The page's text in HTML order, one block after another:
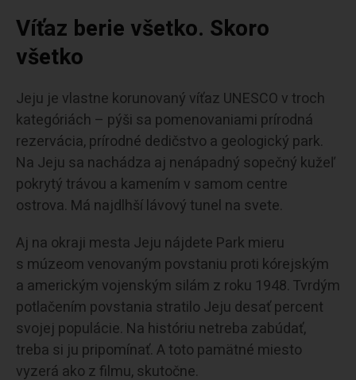
Víťaz berie všetko. Skoro
všetko
Jeju je vlastne korunovaný víťaz UNESCO v troch
kategóriách – pýši sa pomenovaniami prírodná
rezervácia, prírodné dedičstvo a geologický park.
Na Jeju sa nachádza aj nenápadný sopečný kužeľ
pokrytý trávou a kamením v samom centre
ostrova. Má najdlhší lávový tunel na svete.
Aj na okraji mesta Jeju nájdete Park mieru
s múzeom venovaným povstaniu proti kórejským
a americkým vojenským silám z roku 1948. Tvrdým
potlačením povstania stratilo Jeju desať percent
svojej populácie. Na históriu netreba zabúdať,
treba si ju pripomínať. A toto pamätné miesto
vyzerá ako z filmu, skutočne.